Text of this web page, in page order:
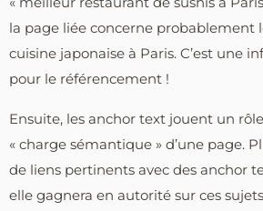
la page liée concerne probablement
cuisine japonaise à Paris. C’est une
pour le référencement !
Ensuite, les anchor text jouent un
« charge sémantique » d’une page.
de liens pertinents avec des anchor
elle gagnera en autorité sur ces